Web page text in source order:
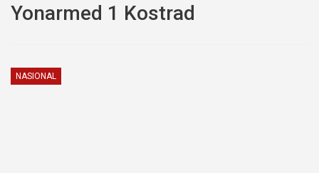
Yonarmed 1 Kostrad
NASIONAL